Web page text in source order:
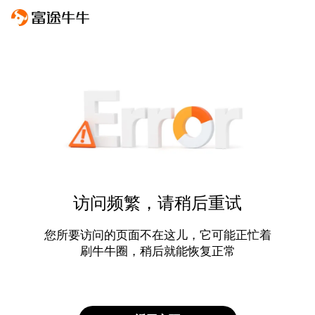
访问频繁，请稍后重试
您所要访问的页面不在这儿，它可能正忙着
刷牛牛圈，稍后就能恢复正常